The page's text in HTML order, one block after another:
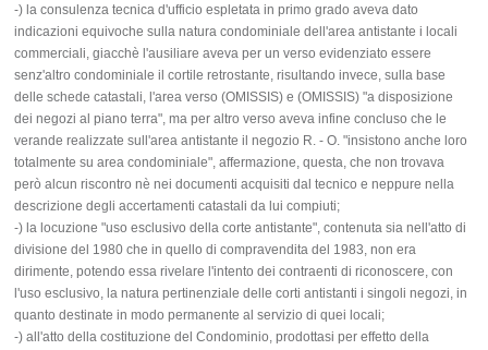
-) la consulenza tecnica d'ufficio espletata in primo grado aveva dato
indicazioni equivoche sulla natura condominiale dell'area antistante i locali
commerciali, giacchè l'ausiliare aveva per un verso evidenziato essere
senz'altro condominiale il cortile retrostante, risultando invece, sulla base
delle schede catastali, l'area verso (OMISSIS) e (OMISSIS) "a disposizione
dei negozi al piano terra", ma per altro verso aveva infine concluso che le
verande realizzate sull'area antistante il negozio R. - O. "insistono anche loro
totalmente su area condominiale", affermazione, questa, che non trovava
però alcun riscontro nè nei documenti acquisiti dal tecnico e neppure nella
descrizione degli accertamenti catastali da lui compiuti;
-) la locuzione "uso esclusivo della corte antistante", contenuta sia nell'atto di
divisione del 1980 che in quello di compravendita del 1983, non era
dirimente, potendo essa rivelare l'intento dei contraenti di riconoscere, con
l'uso esclusivo, la natura pertinenziale delle corti antistanti i singoli negozi, in
quanto destinate in modo permanente al servizio di quei locali;
-) all'atto della costituzione del Condominio, prodottasi per effetto della